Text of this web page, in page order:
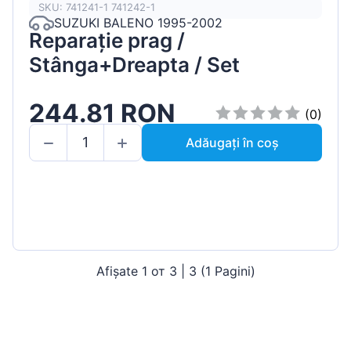
SKU: 741241-1 741242-1
SUZUKI BALENO 1995-2002
Reparație prag /
Stânga+Dreapta / Set
244.81 RON
(0)
Adăugați în coș
Afișate 1 от 3 | 3 (1 Pagini)